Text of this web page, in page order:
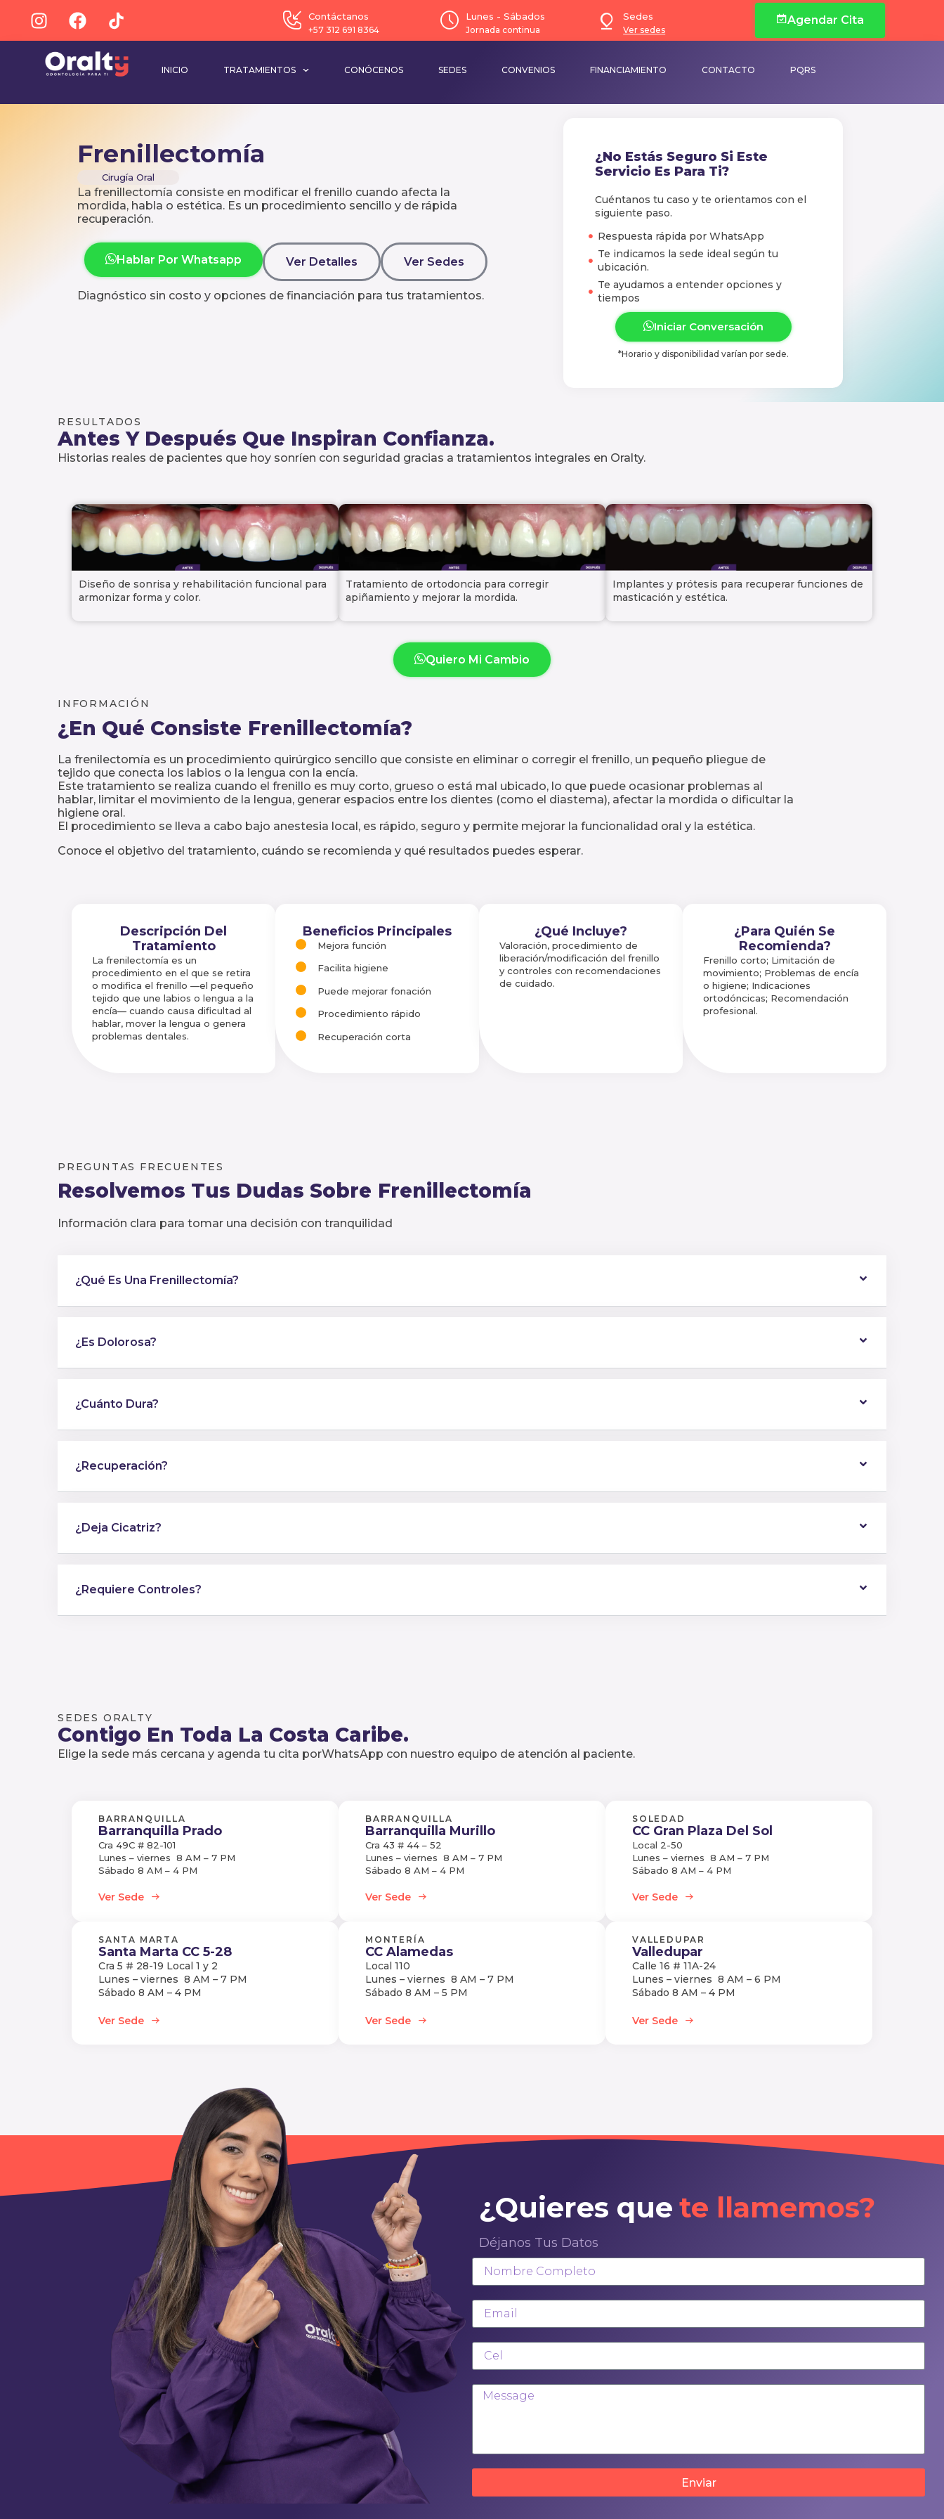
Contáctanos
+57 312 691 8364
Lunes - Sábados
Jornada continua
Sedes
Ver sedes
Agendar Cita
INICIO TRATAMIENTOS CONÓCENOS SEDES CONVENIOS FINANCIAMIENTO CONTACTO PQRS
Frenillectomía
Cirugía Oral
La frenillectomía consiste en modificar el frenillo cuando afecta la
mordida, habla o estética. Es un procedimiento sencillo y de rápida
recuperación.
Hablar Por Whatsapp Ver Detalles Ver Sedes
Diagnóstico sin costo y opciones de financiación para tus tratamientos.
¿No Estás Seguro Si Este
Servicio Es Para Ti?
Cuéntanos tu caso y te orientamos con el
siguiente paso.
Respuesta rápida por WhatsApр
Te indicamos la sede ideal según tu
ubicación.
Te ayudamos a entender opciones y
tiempos
Iniciar Conversación
*Horario y disponibilidad varían por sede.
RESULTADOS
Antes Y Después Que Inspiran Confianza.
Historias reales de pacientes que hoy sonríen con seguridad gracias a tratamientos integrales en Oralty.
Diseño de sonrisa y rehabilitación funcional para
armonizar forma y color.
Tratamiento de ortodoncia para corregir
apiñamiento y mejorar la mordida.
Implantes y prótesis para recuperar funciones de
masticación y estética.
Quiero Mi Cambio
INFORMACIÓN
¿En Qué Consiste Frenillectomía?
La frenilectomía es un procedimiento quirúrgico sencillo que consiste en eliminar o corregir el frenillo, un pequeño pliegue de
tejido que conecta los labios o la lengua con la encía.
Este tratamiento se realiza cuando el frenillo es muy corto, grueso o está mal ubicado, lo que puede ocasionar problemas al
hablar, limitar el movimiento de la lengua, generar espacios entre los dientes (como el diastema), afectar la mordida o dificultar la
higiene oral.
El procedimiento se lleva a cabo bajo anestesia local, es rápido, seguro y permite mejorar la funcionalidad oral y la estética.
Conoce el objetivo del tratamiento, cuándo se recomienda y qué resultados puedes esperar.
Descripción Del
Tratamiento
La frenilectomía es un
procedimiento en el que se retira
o modifica el frenillo —el pequeño
tejido que une labios o lengua a la
encía— cuando causa dificultad al
hablar, mover la lengua o genera
problemas dentales.
Beneficios Principales
Mejora función
Facilita higiene
Puede mejorar fonación
Procedimiento rápido
Recuperación corta
¿Qué Incluye?
Valoración, procedimiento de
liberación/modificación del frenillo
y controles con recomendaciones
de cuidado.
¿Para Quién Se
Recomienda?
Frenillo corto; Limitación de
movimiento; Problemas de encía
o higiene; Indicaciones
ortodóncicas; Recomendación
profesional.
PREGUNTAS FRECUENTES
Resolvemos Tus Dudas Sobre Frenillectomía
Información clara para tomar una decisión con tranquilidad
¿Qué Es Una Frenillectomía?
¿Es Dolorosa?
¿Cuánto Dura?
¿Recuperación?
¿Deja Cicatriz?
¿Requiere Controles?
SEDES ORALTY
Contigo En Toda La Costa Caribe.
Elige la sede más cercana y agenda tu cita porWhatsApp con nuestro equipo de atención al paciente.
BARRANQUILLA
Barranquilla Prado
Cra 49C # 82-101
Lunes – viernes 8 AM – 7 PM
Sábado 8 AM – 4 PM
Ver Sede
BARRANQUILLA
Barranquilla Murillo
Cra 43 # 44 – 52
Lunes – viernes 8 AM – 7 PM
Sábado 8 AM – 4 PM
Ver Sede
SOLEDAD
CC Gran Plaza Del Sol
Local 2-50
Lunes – viernes 8 AM – 7 PM
Sábado 8 AM – 4 PM
Ver Sede
SANTA MARTA
Santa Marta CC 5-28
Cra 5 # 28-19 Local 1 y 2
Lunes – viernes 8 AM – 7 PM
Sábado 8 AM – 4 PM
Ver Sede
MONTERÍA
CC Alamedas
Local 110
Lunes – viernes 8 AM – 7 PM
Sábado 8 AM – 5 PM
Ver Sede
VALLEDUPAR
Valledupar
Calle 16 # 11A-24
Lunes – viernes 8 AM – 6 PM
Sábado 8 AM – 4 PM
Ver Sede
¿Quieres que te llamemos?
Déjanos Tus Datos
Enviar